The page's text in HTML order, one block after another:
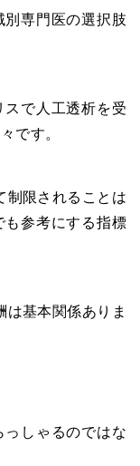
専門医の選択肢
で人工透析を受
です。
制限されることは
も参考にする指標
は基本関係ありま
しゃるのではな